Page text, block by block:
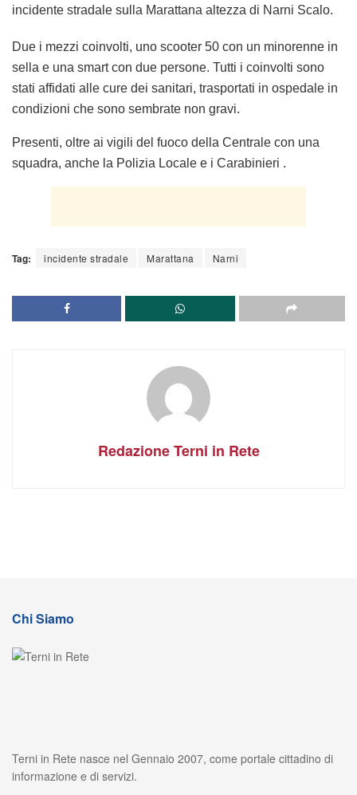
incidente stradale sulla Marattana altezza di Narni Scalo.
Due i mezzi coinvolti, uno scooter 50 con un minorenne in
sella e una smart con due persone. Tutti i coinvolti sono
stati affidati alle cure dei sanitari, trasportati in ospedale in
condizioni che sono sembrate non gravi.
Presenti, oltre ai vigili del fuoco della Centrale con una
squadra, anche la Polizia Locale e i Carabinieri .
Tag: incidente stradale Marattana Narni
Redazione Terni in Rete
Chi Siamo
Terni in Rete nasce nel Gennaio 2007, come portale cittadino di
informazione e di servizi.